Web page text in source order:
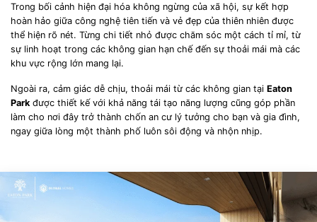
Trong bối cảnh hiện đại hóa không ngừng của xã hội, sự kết hợp
hoàn hảo giữa công nghệ tiên tiến và vẻ đẹp của thiên nhiên được
thể hiện rõ nét. Từng chi tiết nhỏ được chăm sóc một cách tỉ mỉ, từ
sự linh hoạt trong các không gian hạn chế đến sự thoải mái mà các
khu vực rộng lớn mang lại.
Ngoài ra, cảm giác dễ chịu, thoải mái từ các không gian tại Eaton
Parkđược thiết kế với khả năng tái tạo năng lượng cũng góp phần
làm cho nơi đây trở thành chốn an cư lý tưởng cho bạn và gia đình,
ngay giữa lòng một thành phố luôn sôi động và nhộn nhịp.